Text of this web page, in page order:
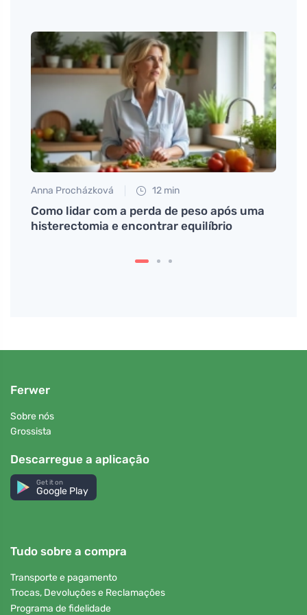
Anna Procházková 12 min
Como lidar com a perda de peso após uma
histerectomia e encontrar equilíbrio
Ferwer
Sobre nós
Grossista
Descarregue a aplicação
Get it on
Google Play
Tudo sobre a compra
Transporte e pagamento
Trocas, Devoluções e Reclamações
Programa de fidelidade